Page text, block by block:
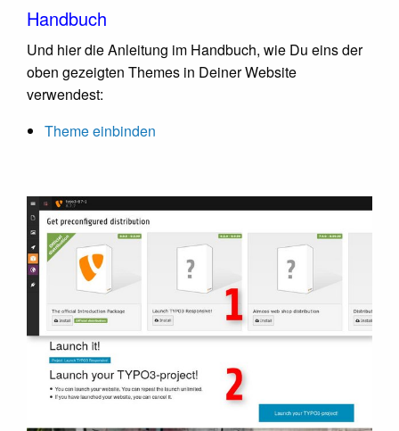
Handbuch
Und hier die Anleitung im Handbuch, wie Du eins der
oben gezeigten Themes in Deiner Website
verwendest:
Theme einbinden